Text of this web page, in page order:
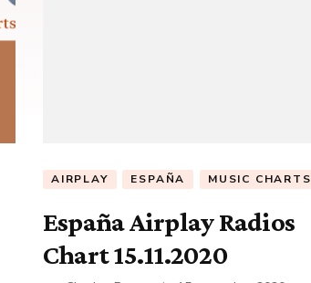
AIRPLAY ESPAÑA MUSIC CHARTS
España Airplay Radios
Chart 15.11.2020